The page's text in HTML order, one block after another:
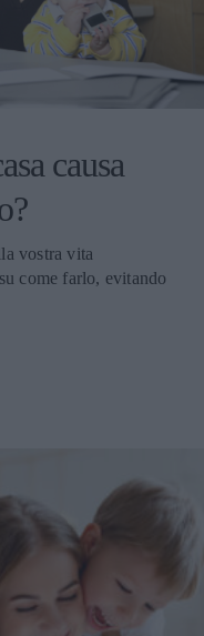
causa
vostra vita
come farlo, evitando